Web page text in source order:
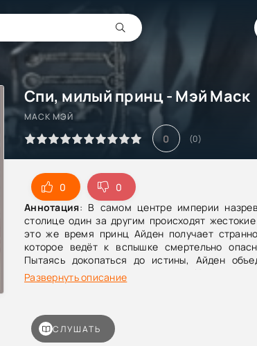
Спи, милый принц - Мэй Маск
МАСК МЭЙ
0 (0)
0
0
Аннотация: В самом центре империи
столице один за другим происходят
это же время принц Айден получает
которое ведёт к вспышке смертельно
Пытаясь докопаться до истины, Айден
своим другом, дознавателем
разыскать того, кто стоит за письмом, и
почему, во имя всех богов, убийца оставляет
только изуродованные тела, но и явные
магии?Давние друзья берутся за новое
Развернуть описание
СЛУШАТЬ